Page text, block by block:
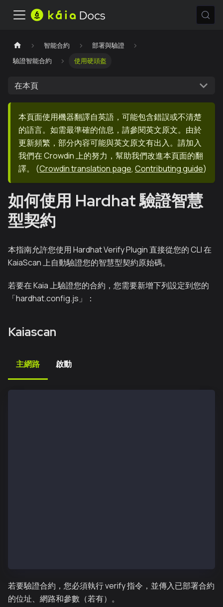
智能合約
部署與驗證
驗證智能合約
使用硬頭盔
在本頁
本頁面使用機器翻譯自英語，可能包含錯誤或不清楚
的語言。如需最準確的信息，請參閱英文原文。由於
更新頻繁，部分內容可能與英文原文有出入。請加入
我們在 Crowdin 上的努力，幫助我們改進本頁面的翻
譯。
(Crowdin translation page, Contributing guide)
如何使用 Hardhat 驗證智慧
型契約
本指南允許您使用 Hardhat Verify Plugin 直接從您的 CLI 在
KaiaScan 上自動驗證您的智慧型契約原始碼。
若要在 Kaia 上驗證您的合約，您需要新增下列設定到您的
「hardhat.config.js」：
Kaiascan
主網路 啟動
若要驗證合約，您必須執行 verify 指令，並傳入已部署合約
的位址、網路和參數（若有）。